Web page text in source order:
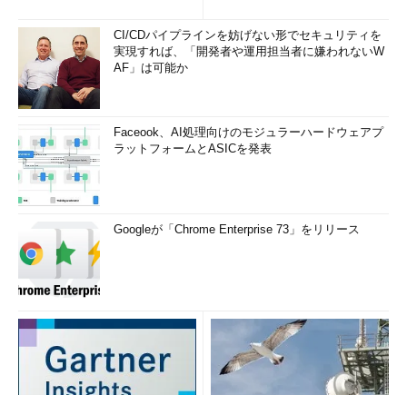
CI/CDパイプラインを妨げない形でセキュリティを
実現すれば、「開発者や運用担当者に嫌われないW
AF」は可能か
Faceook、AI処理向けのモジュラーハードウェアプ
ラットフォームとASICを発表
Googleが「Chrome Enterprise 73」をリリース